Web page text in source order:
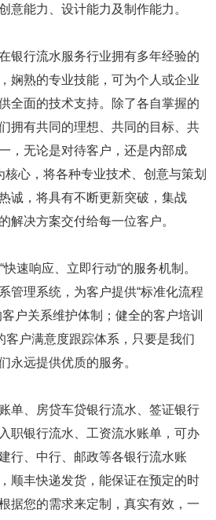
意能力、设计能力及制作能力。
银行流水服务行业拥有多年经验的
娴熟的专业技能，可为个人或企业
全面的技术支持。除了各自掌握的
拥有共同的理想、共同的目标、共
，无论是对待客户，还是内部成
核心，将各种专业技术、创意与策划
诚，将具有不断更新突破，集战
解决方案交付给每一位客户。
速响应、立即行动“的服务机制。
管理系统，为客户提供“标准化流程
户关系维护体制；健全的客户培训
客户满意度跟踪体系，只要是我们
永远提供优质的服务。
单、房贷车贷银行流水、签证银行
职银行流水、工资流水账单，可办
行、中行、邮政等各银行流水账
顺丰快递发货，能保证在预定的时
据您的需求来定制，真实有效，一